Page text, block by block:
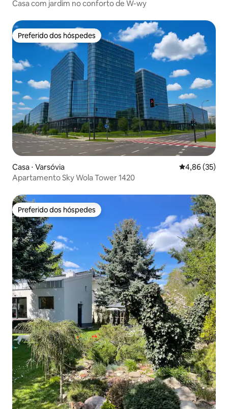
Casa com jardim no conforto de W-wy
Preferido dos hóspedes
Preferido dos hóspedes
Casa ⋅ Varsóvia 4,86 de uma
4,86 (35)
Apartamento Sky Wola Tower 1420
Preferido dos hóspedes
Preferido dos hóspedes